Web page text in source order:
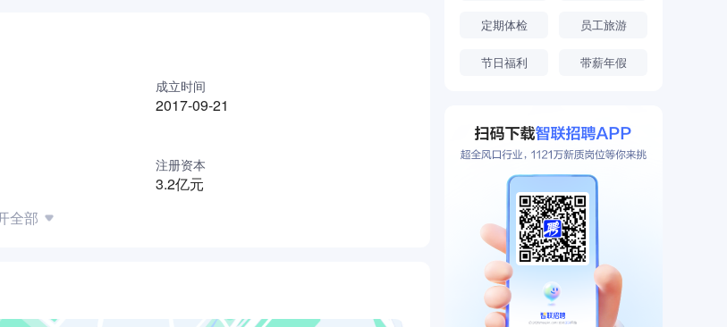
成立时间
2017-09-21
注册资本
3.2亿元
全部
定期体检 员工旅游
节日福利 带薪年假